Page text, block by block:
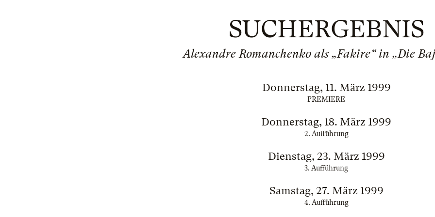
SUCHERGEBNIS
Alexandre Romanchenko als „Fakire“ in „Die
Donnerstag, 11. März 1999
PREMIERE
Donnerstag, 18. März 1999
2. Aufführung
Dienstag, 23. März 1999
3. Aufführung
Samstag, 27. März 1999
4. Aufführung